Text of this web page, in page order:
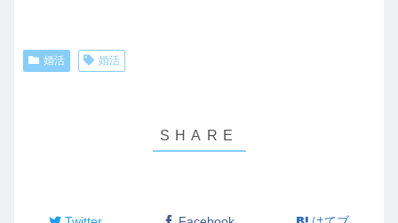
婚活 婚活